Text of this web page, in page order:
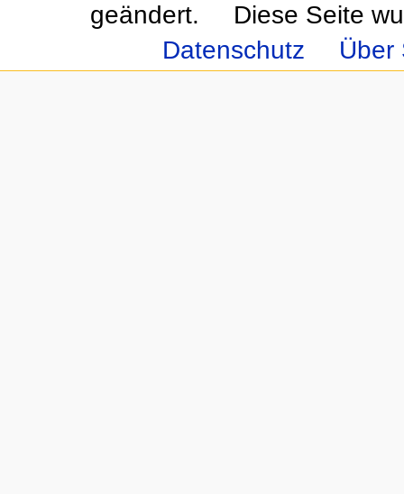
geändert.
Diese Seite
Datenschutz
Über